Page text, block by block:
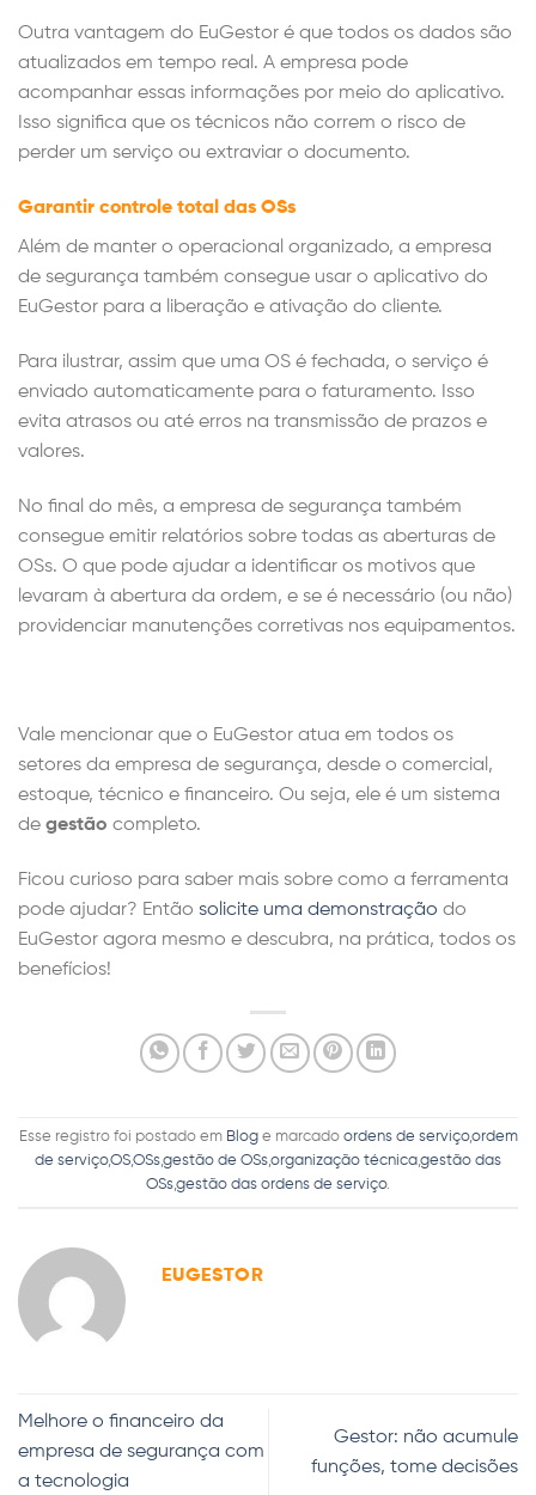
Outra vantagem do EuGestor é que todos os dados são
atualizados em tempo real. A empresa pode
acompanhar essas informações por meio do aplicativo.
Isso significa que os técnicos não correm o risco de
perder um serviço ou extraviar o documento.
Garantir controle total das OSs
Além de manter o operacional organizado, a empresa
de segurança também consegue usar o aplicativo do
EuGestor para a liberação e ativação do cliente.
Para ilustrar, assim que uma OS é fechada, o serviço é
enviado automaticamente para o faturamento. Isso
evita atrasos ou até erros na transmissão de prazos e
valores.
No final do mês, a empresa de segurança também
consegue emitir relatórios sobre todas as aberturas de
OSs. O que pode ajudar a identificar os motivos que
levaram à abertura da ordem, e se é necessário (ou não)
providenciar manutenções corretivas nos equipamentos.
Vale mencionar que o EuGestor atua em todos os
setores da empresa de segurança, desde o comercial,
estoque, técnico e financeiro. Ou seja, ele é um sistema
de gestão completo.
Ficou curioso para saber mais sobre como a ferramenta
pode ajudar? Então solicite uma demonstração do
EuGestor agora mesmo e descubra, na prática, todos os
benefícios!
Esse registro foi postado em Bloge marcado ordens de serviço,ordem
de serviço,OS,OSs,gestão de OSs,organização técnica,gestão das
OSs,gestão das ordens de serviço.
EUGESTOR
Melhore o financeiro da
empresa de segurança com
a tecnologia
Gestor: não acumule
funções, tome decisões